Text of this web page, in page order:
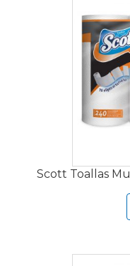
Scott Toallas